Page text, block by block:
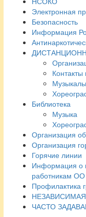
Электронная
Безопасность
Информация
Библиотека
Музыка
Организация
Организация
Горячие линии
Информация о
работникам ОО
Профилактика
ЧАСТО